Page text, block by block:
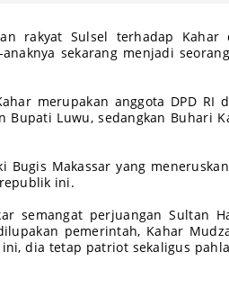
rakyat Sulsel terhadap Kahar
anaknya sekarang menjadi
merupakan anggota DPD RI
Bupati Luwu, sedangkan Buhari
Bugis Makassar yang
ini.
semangat perjuangan Sultan
pemerintah, Kahar
dia tetap patriot sekaligus